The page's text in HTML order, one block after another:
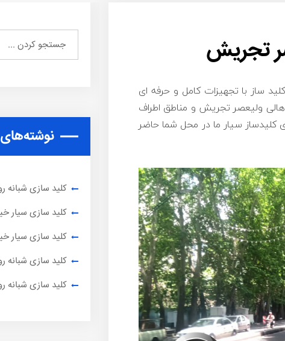
تجریش
ساز با تجهیزات کامل و حرفه ای
ولیعصر تجریش و مناطق اطراف
کلیدساز سیار ما در محل شما حاضر
نوشته‌های
کلید سازی
کلید سازی سیار
کلید سازی سیار
کلید سازی شبانه
کلید سازی شبانه